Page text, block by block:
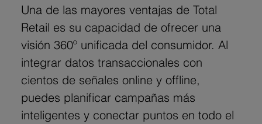
Una de las mayores ventajas de Total
Retail es su capacidad de ofrecer una
visión 360º unificada del consumidor. Al
integrar datos transaccionales con
cientos de señales online y offline,
puedes planificar campañas más
inteligentes y conectar puntos en todo el